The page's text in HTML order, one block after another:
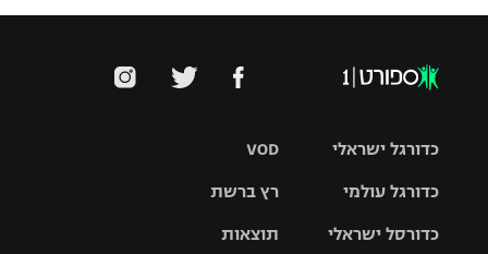
VOD
רץ ברשת
תוצאות
כדורגל ישראלי
כדורגל עולמי
כדורסל ישראלי